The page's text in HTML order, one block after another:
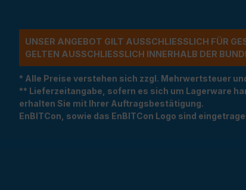
UNSER ANGEBOT GILT AUSSCHLIESSLICH FÜR
ELTEN AUSSCHLIESSLICH INNERHALB DER
* Alle Preise verstehen sich zzgl. Mehrwertsteuer
** Lieferzeitangabe, sofern es sich um Lagerware
erhalten Sie mit Ihrer Auftragsbestätigung.
EnBITCon, sowie das EnBITCon Logo sind